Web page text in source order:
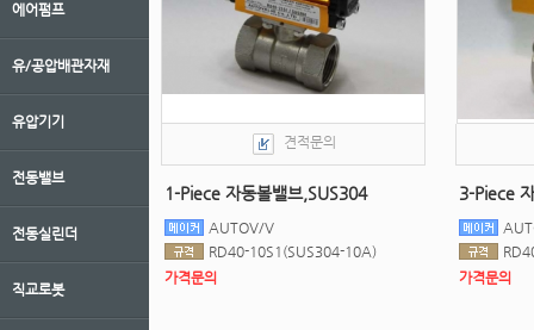
에어펌프
유/공압배관자재
유압기기
전동밸브
전동실린더
직교로봇
견적문의
1-Piece 자동볼밸브,SUS304
AUTOV/V
RD40-10S1(SUS304-10A)
가격문의
3-Piece
가격문의